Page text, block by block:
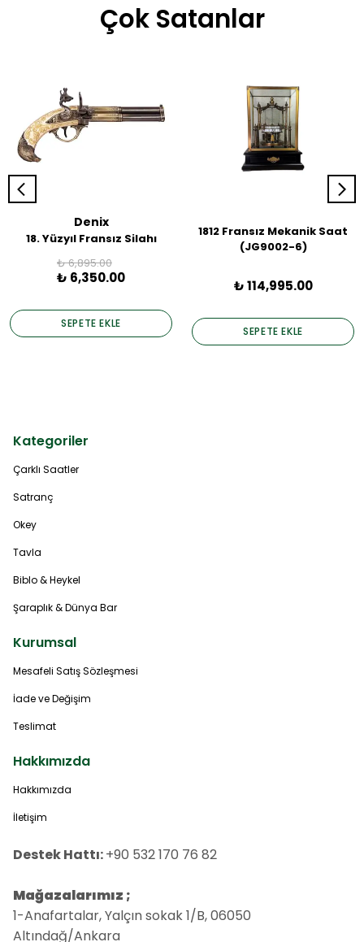
Çok Satanlar
Denix
18. Yüzyıl Fransız Silahı
₺ 6,895.00
₺ 6,350.00
SEPETE EKLE
1812 Fransız Mekanik Saat
(JG9002-6)
₺ 114,995.00
SEPETE EKLE
Kategoriler
Çarklı Saatler
Satranç
Okey
Tavla
Biblo & Heykel
Şaraplık & Dünya Bar
Kurumsal
Mesafeli Satış Sözleşmesi
İade ve Değişim
Teslimat
Hakkımızda
Hakkımızda
İletişim
Destek Hattı:+90 532 170 76 82
Mağazalarımız ;
1-Anafartalar, Yalçın sokak 1/B, 06050
Altındağ/Ankara